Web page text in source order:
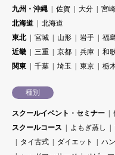
九州・沖縄
佐賀 大分 宮崎
北海道
北海道
東北
宮城 山形 岩手 福
近畿
三重 京都 兵庫 和
関東
千葉 埼玉 東京 栃
種別
スクールイベント・セミナー
スクールコース
よもぎ蒸し
タイ古式
ダイエット ハ